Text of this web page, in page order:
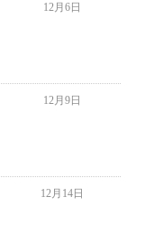
12月6日
12月9日
12月14日